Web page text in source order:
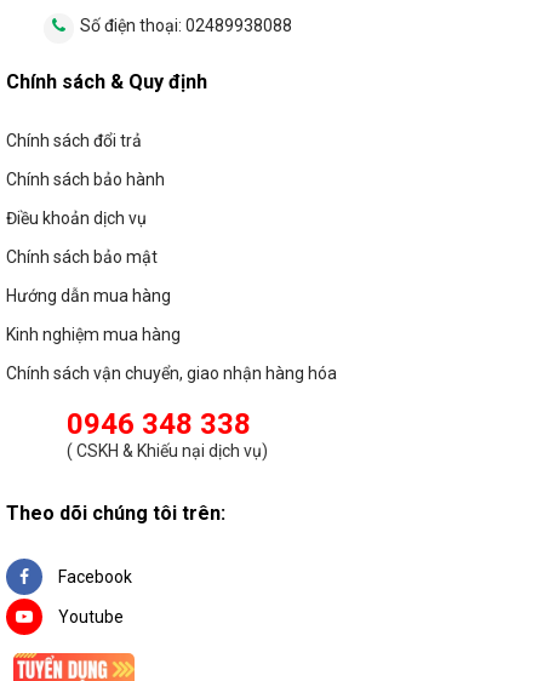
Số điện thoại: 02489938088
Chính sách & Quy định
Chính sách đổi trả
Chính sách bảo hành
Điều khoản dịch vụ
Chính sách bảo mật
Hướng dẫn mua hàng
Kinh nghiệm mua hàng
Chính sách vận chuyển, giao nhận hàng hóa
0946 348 338
( CSKH & Khiếu nại dịch vụ)
Theo dõi chúng tôi trên:
Facebook
Youtube